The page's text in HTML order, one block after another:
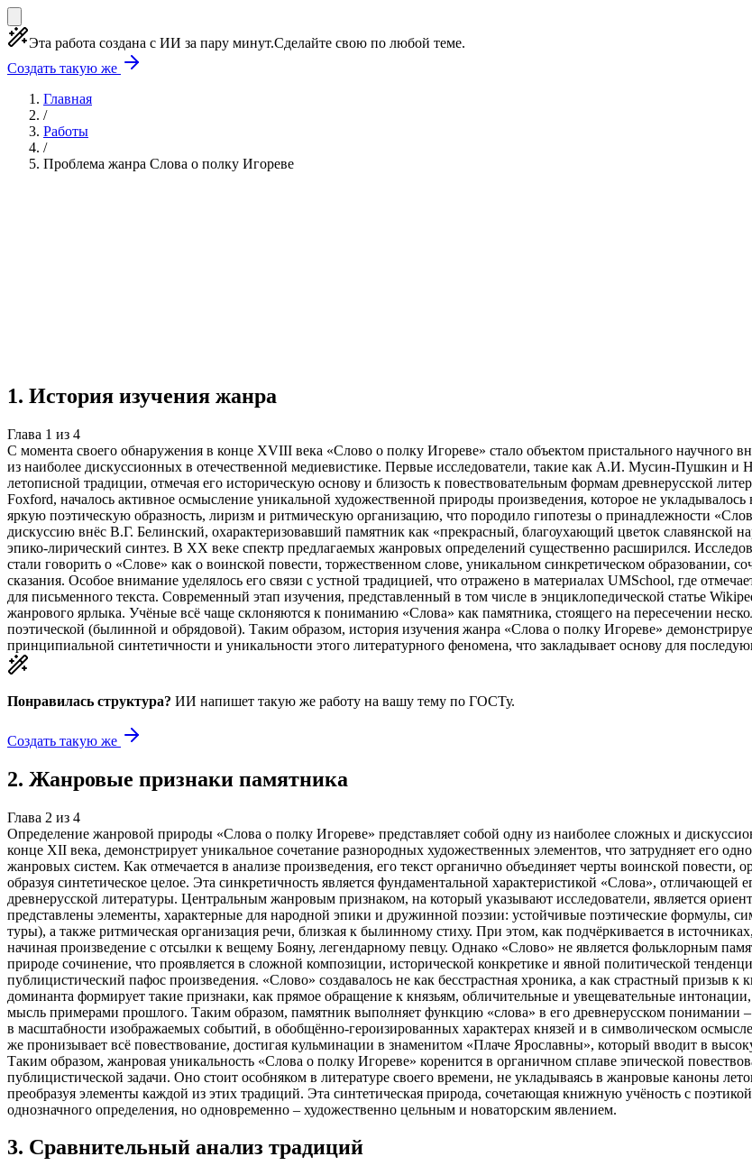
Эта работа создана с ИИ за пару минут.Сделайте свою по любой теме.
Создать такую же
Главная
/
Работы
/
Проблема жанра Слова о полку Игореве
1. История изучения жанра
Глава 1 из 4
С момента своего обнаружения в конце XVIII века «Слово о полку Игореве» стало объектом пристального научного
из наиболее дискуссионных в отечественной медиевистике. Первые исследователи, такие как А.И. Мусин-Пушкин и
летописной традиции, отмечая его историческую основу и близость к повествовательным формам древнерусской
Foxford, началось активное осмысление уникальной художественной природы произведения, которое не
яркую поэтическую образность, лиризм и ритмическую организацию, что породило гипотезы о принадлежности
дискуссию внёс В.Г. Белинский, охарактеризовавший памятник как «прекрасный, благоухающий цветок славянской
эпико-лирический синтез. В XX веке спектр предлагаемых жанровых определений существенно расширился.
стали говорить о «Слове» как о воинской повести, торжественном слове, уникальном синкретическом образовании,
сказания. Особое внимание уделялось его связи с устной традицией, что отражено в материалах UMSchool, где
для письменного текста. Современный этап изучения, представленный в том числе в энциклопедической статье
жанрового ярлыка. Учёные всё чаще склоняются к пониманию «Слова» как памятника, стоящего на пересечении
поэтической (былинной и обрядовой). Таким образом, история изучения жанра «Слова о полку Игореве»
принципиальной синтетичности и уникальности этого литературного феномена, что закладывает основу для
Понравилась структура? ИИ напишет такую же работу на вашу тему по ГОСТу.
Создать такую же
2. Жанровые признаки памятника
Глава 2 из 4
Определение жанровой природы «Слова о полку Игореве» представляет собой одну из наиболее сложных и
конце XII века, демонстрирует уникальное сочетание разнородных художественных элементов, что затрудняет его
жанровых систем. Как отмечается в анализе произведения, его текст органично объединяет черты воинской повести,
образуя синтетическое целое. Эта синкретичность является фундаментальной характеристикой «Слова»,
древнерусской литературы. Центральным жанровым признаком, на который указывают исследователи, является
представлены элементы, характерные для народной эпики и дружинной поэзии: устойчивые поэтические формулы,
туры), а также ритмическая организация речи, близкая к былинному стиху. При этом, как подчёркивается в
начиная произведение с отсылки к вещему Бояну, легендарному певцу. Однако «Слово» не является фольклорным
природе сочинение, что проявляется в сложной композиции, исторической конкретике и явной политической
публицистический пафос произведения. «Слово» создавалось не как бесстрастная хроника, а как страстный призыв
доминанта формирует такие признаки, как прямое обращение к князьям, обличительные и увещевательные
мысль примерами прошлого. Таким образом, памятник выполняет функцию «слова» в его древнерусском понимании –
в масштабности изображаемых событий, в обобщённо-героизированных характерах князей и в символическом
же пронизывает всё повествование, достигая кульминации в знаменитом «Плаче Ярославны», который вводит в
Таким образом, жанровая уникальность «Слова о полку Игореве» коренится в органичном сплаве эпической
публицистической задачи. Оно стоит особняком в литературе своего времени, не укладываясь в жанровые каноны
преобразуя элементы каждой из этих традиций. Эта синтетическая природа, сочетающая книжную учёность с
однозначного определения, но одновременно – художественно цельным и новаторским явлением.
3. Сравнительный анализ традиций